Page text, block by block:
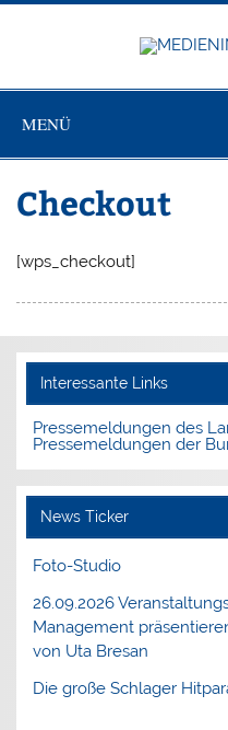
Zum
MENÜ
Checkout
[wps_checkout]
Interessante Links
Pressemeldungen des
Pressemeldungen der
News Ticker
Foto-Studio
26.09.2026
Management
von Uta Bresan
Die große Schlager